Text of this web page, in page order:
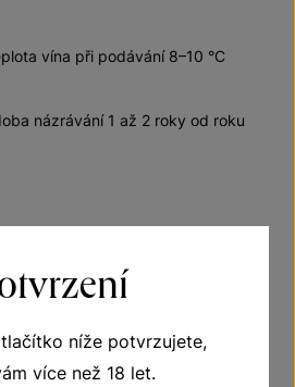
vína při podávání 8–10 °C
názrávání 1 až 2 roky od roku
který je za námi. Bude
se do něj úspěchy i
ročník je pro zrcadla
níže potvrzujete,
více než 18 let.